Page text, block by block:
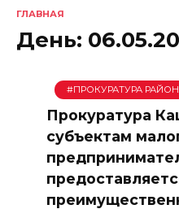
ГЛАВНАЯ
День:
#ПРОКУРАТУРА
Прокуратура
субъектам